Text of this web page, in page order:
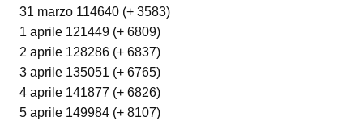
31 marzo 114640 (+ 3583)
1 aprile 121449 (+ 6809)
2 aprile 128286 (+ 6837)
3 aprile 135051 (+ 6765)
4 aprile 141877 (+ 6826)
5 aprile 149984 (+ 8107)